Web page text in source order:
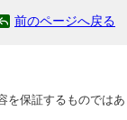
前のページへ戻る
保証するものではあ